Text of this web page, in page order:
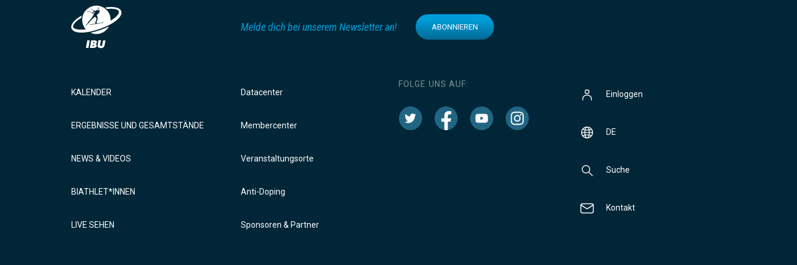
Melde dich bei unserem Newsletter an! ABONNIEREN
KALENDER
ERGEBNISSE UND GESAMTSTÄNDE
NEWS & VIDEOS
BIATHLET*INNEN
LIVE SEHEN
Datacenter
Membercenter
Veranstaltungsorte
Anti-Doping
Sponsoren & Partner
FOLGE UNS AUF:
Einloggen
DE
Suche
Kontakt